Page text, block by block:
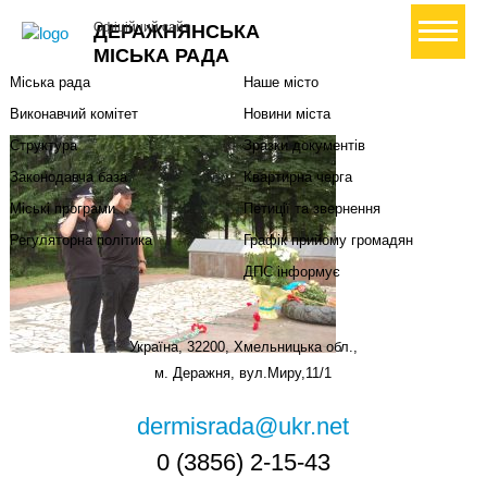
ДЕРАЖНЯНСЬКА
МІСЬКА РАДА
Офіційний сайт+ Створити петицію
Міський голова
Міська рада
Виконавчий комітет
Структура
Законодавча база
Міські програми
Регуляторна політика
Наше місто
Новини міста
Зразки документів
Квартирна черга
Петиції та звернення
Графік прийому громадян
ДПС інформує
Україна, 32200, Хмельницька обл.,
м. Деражня, вул.Миру,11/1
dermisrada@ukr.net
0 (3856) 2-15-43